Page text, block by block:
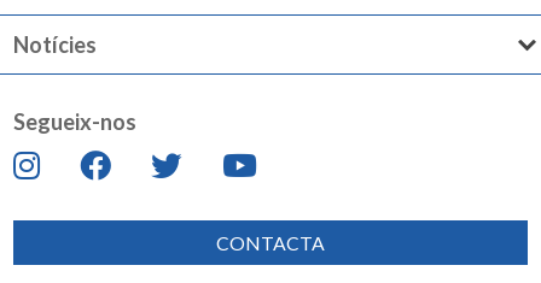
Notícies
Segueix-nos
CONTACTA